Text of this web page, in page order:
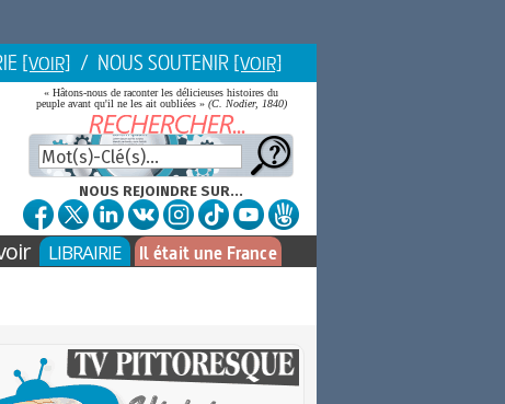
[VOIR] / NOUS SOUTENIR [VOIR]
« Hâtons-nous de raconter les délicieuses histoires du
peuple avant qu'il ne les ait oubliées » (C. Nodier, 1840)
NOUS REJOINDRE SUR...
LIBRAIRIE Il était une France